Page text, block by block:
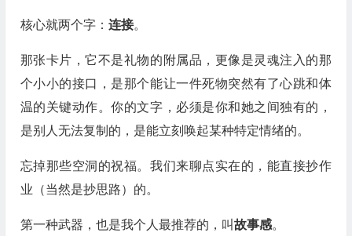
核心就两个字： 连接。
那张卡片，它不是礼物的附属品，更像是灵魂注入的那
个小小的接口，是那个能让一件死物突然有了心跳和体
温的关键动作。你的文字，必须是你和她之间独有的，
是别人无法复制的，是能立刻唤起某种特定情绪的。
忘掉那些空洞的祝福。我们来聊点实在的，能直接抄作
业（当然是抄思路）的。
第一种武器，也是我个人最推荐的，叫故事感。